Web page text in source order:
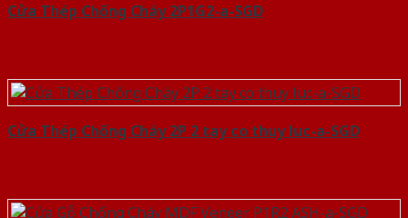
Cửa Thép Chống Cháy 2P1G2-a-SGD
Cửa Thép Chống Cháy 2P 2 tay co thuy luc-a-SGD